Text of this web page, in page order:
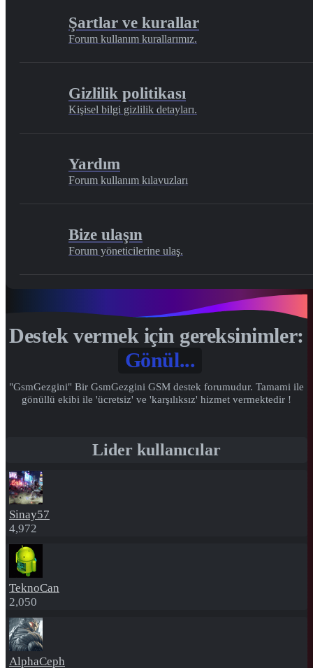
Şartlar ve kurallar
Forum kullanım kurallarımız.
Gizlilik politikası
Kişisel bilgi gizlilik detayları.
Yardım
Forum kullanım kılavuzları
Bize ulaşın
Forum yöneticilerine ulaş.
Destek vermek için gereksinimler:
Gönül...
"GsmGezgini" Bir GsmGezgini GSM destek forumudur. Tamami ile
gönüllü ekibi ile 'ücretsiz' ve 'karşılıksız' hizmet vermektedir !
Lider kullanıcılar
Sinay57
4,972
TeknoCan
2,050
AlphaCeph